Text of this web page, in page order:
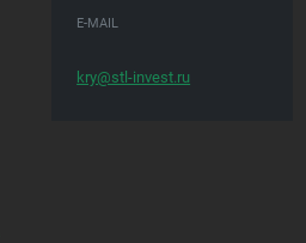
E-MAIL
kry@stl-invest.ru